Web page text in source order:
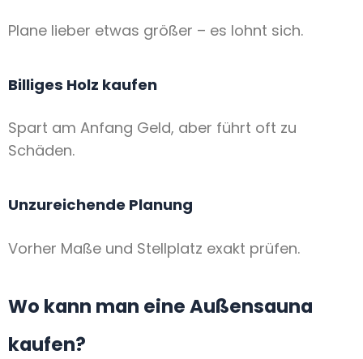
Plane lieber etwas größer – es lohnt sich.
Billiges Holz kaufen
Spart am Anfang Geld, aber führt oft zu
Schäden.
Unzureichende Planung
Vorher Maße und Stellplatz exakt prüfen.
Wo kann man eine Außensauna
kaufen?